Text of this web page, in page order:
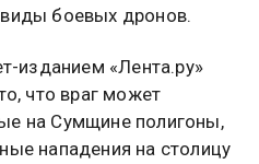
боевых дронов.
изданием «Лента.ру»
что враг может
на Сумщине полигоны,
нападения на столицу